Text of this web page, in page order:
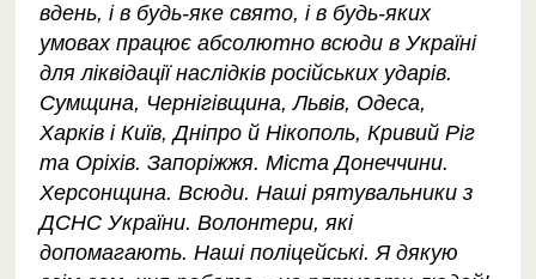
вдень, і в будь-яке свято, і в будь-яких
умовах працює абсолютно всюди в Україні
для ліквідації наслідків російських ударів.
Сумщина, Чернігівщина, Львів, Одеса,
Харків і Київ, Дніпро й Нікополь, Кривий Ріг
та Оріхів. Запоріжжя. Міста Донеччини.
Херсонщина. Всюди. Наші рятувальники з
ДСНС України. Волонтери, які
допомагають. Наші поліцейські. Я дякую